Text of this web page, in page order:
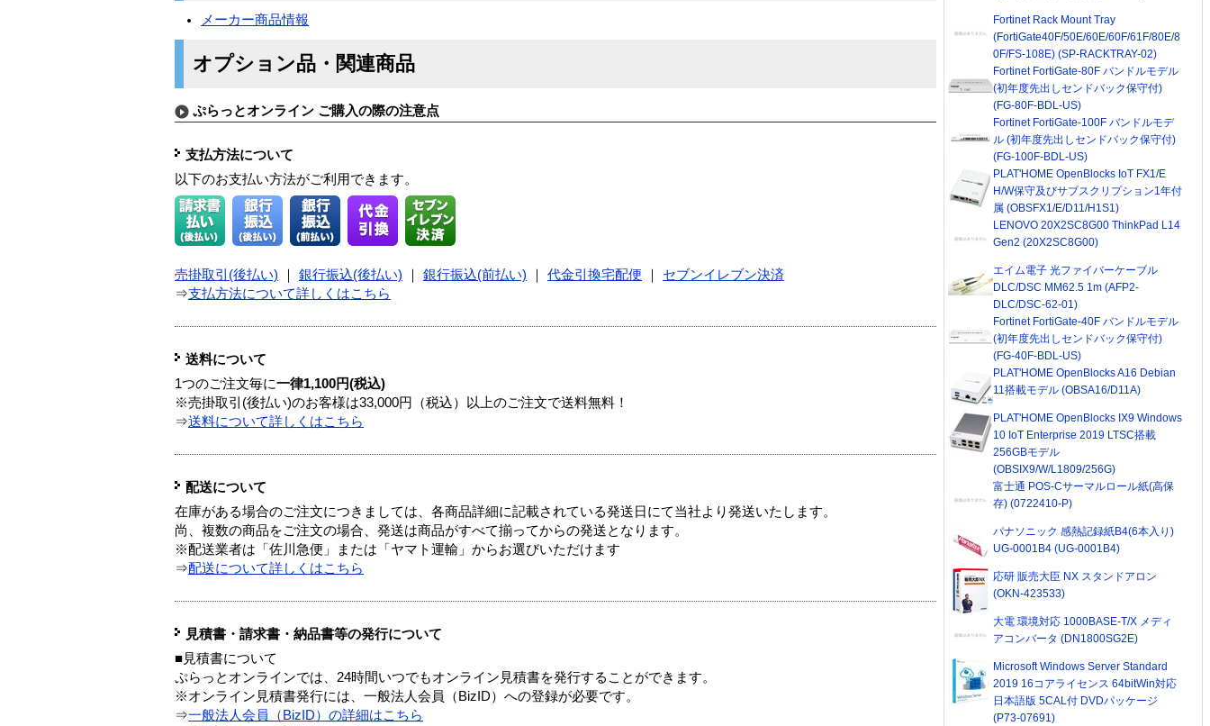
メーカー商品情報
オプション品・関連商品
ぷらっとオンライン ご購入の際の注意点
支払方法について
以下のお支払い方法がご利用できます。
売掛取引(後払い) 銀行振込(後払い) 銀行振込(前払い) 代金引換宅配便
セブンイレブン決済
⇒支払方法について詳しくはこちら
送料について
1つのご注文毎に一律1,100円(税込)
※売掛取引(後払い)のお客様は33,000円（税込）以上のご注文で送料無料！
⇒送料について詳しくはこちら
配送について
在庫がある場合のご注文につきましては、各商品詳細に記載されている発送日にて当社より発送いたします。
尚、複数の商品をご注文の場合、発送は商品がすべて揃ってからの発送となります。
※配送業者は「佐川急便」または「ヤマト運輸」からお選びいただけます
⇒配送について詳しくはこちら
見積書・請求書・納品書等の発行について
■見積書について
ぷらっとオンラインでは、24時間いつでもオンライン見積書を発行することができます。
※オンライン見積書発行には、一般法人会員（BizID）への登録が必要です。
⇒一般法人会員（BizID）の詳細はこちら
Fortinet Rack Mount Tray
(FortiGate40F/50E/60E/60F/61F/80E/8
0F/FS-108E) (SP-RACKTRAY-02)
Fortinet FortiGate-80F バンドルモデル
(初年度先出しセンドバック保守付)
(FG-80F-BDL-US)
Fortinet FortiGate-100F バンドルモデ
ル (初年度先出しセンドバック保守付)
(FG-100F-BDL-US)
PLAT'HOME OpenBlocks IoT FX1/E
H/W保守及びサブスクリプション1年付
属 (OBSFX1/E/D11/H1S1)
LENOVO 20X2SC8G00 ThinkPad L14
Gen2 (20X2SC8G00)
エイム電子 光ファイバーケーブル
DLC/DSC MM62.5 1m (AFP2-
DLC/DSC-62-01)
Fortinet FortiGate-40F バンドルモデル
(初年度先出しセンドバック保守付)
(FG-40F-BDL-US)
PLAT'HOME OpenBlocks A16 Debian
11搭載モデル (OBSA16/D11A)
PLAT'HOME OpenBlocks IX9 Windows
10 IoT Enterprise 2019 LTSC搭載
256GBモデル
(OBSIX9/W/L1809/256G)
富士通 POS-Cサーマルロール紙(高保
存) (0722410-P)
パナソニック 感熱記録紙B4(6本入り)
UG-0001B4 (UG-0001B4)
応研 販売大臣 NX スタンドアロン
(OKN-423533)
大電 環境対応 1000BASE-T/X メディ
アコンバータ (DN1800SG2E)
Microsoft Windows Server Standard
2019 16コアライセンス 64bitWin対応
日本語版 5CAL付 DVDパッケージ
(P73-07691)